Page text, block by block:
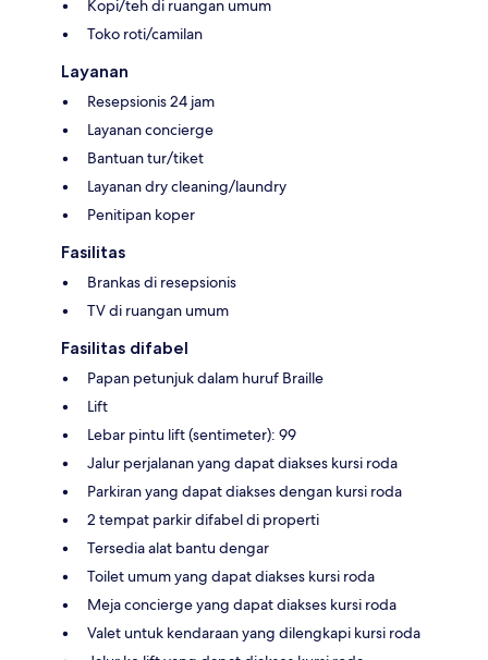
Kopi/teh di ruangan umum
Toko roti/camilan
Layanan
Resepsionis 24 jam
Layanan concierge
Bantuan tur/tiket
Layanan dry cleaning/laundry
Penitipan koper
Fasilitas
Brankas di resepsionis
TV di ruangan umum
Fasilitas difabel
Papan petunjuk dalam huruf Braille
Lift
Lebar pintu lift (sentimeter): 99
Jalur perjalanan yang dapat diakses kursi roda
Parkiran yang dapat diakses dengan kursi roda
2 tempat parkir difabel di properti
Tersedia alat bantu dengar
Toilet umum yang dapat diakses kursi roda
Meja concierge yang dapat diakses kursi roda
Valet untuk kendaraan yang dilengkapi kursi roda